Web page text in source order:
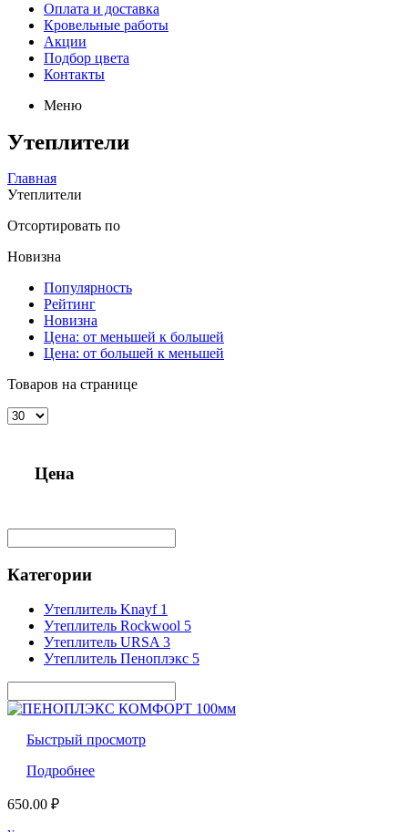
Оплата и доставка
Кровельные работы
Акции
Подбор цвета
Контакты
Меню
Утеплители
Главная
Утеплители
Отсортировать по
Новизна
Популярность
Рейтинг
Новизна
Цена: от меньшей к большей
Цена: от большей к меньшей
Товаров на странице
Цена
Категории
Утеплитель Knayf 1
Утеплитель Rockwool 5
Утеплитель URSA 3
Утеплитель Пеноплэкс 5
Быстрый просмотр
Подробнее
650.00 ₽